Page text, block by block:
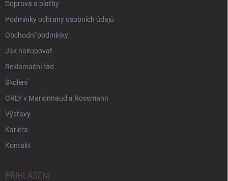
Doprava a platby
Podmínky ochrany osobních údajů
Obchodní podmínky
Jak nakupovat
Reklamační řád
Školení
ORLY v Marionnaud a Rossmann
Výstavy
Kariéra
Kontakt
PŘIHLÁŠENÍ